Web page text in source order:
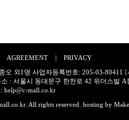
AGREEMENT |
PRIVACY
오 외1명 사업자등록번호: 205-03-80411 [
: 서울시 동대문구 한천로 42 위더스빌
help@c-mall.co.kr
All rights reserved. hosting by